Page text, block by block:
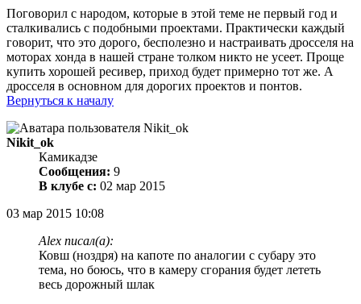
Поговорил с народом, которые в этой теме не первый год и
сталкивались с подобными проектами. Практически каждый
говорит, что это дорого, бесполезно и настраивать дросселя на
моторах хонда в нашей стране толком никто не усеет. Проще
купить хорошей ресивер, приход будет примерно тот же. А
дросселя в основном для дорогих проектов и понтов.
Вернуться к началу
Nikit_ok
Камикадзе
Сообщения: 9
В клубе с: 02 мар 2015
03 мар 2015 10:08
Alex писал(а):
Ковш (ноздря) на капоте по аналогии с субару это
тема, но боюсь, что в камеру сгорания будет лететь
весь дорожный шлак